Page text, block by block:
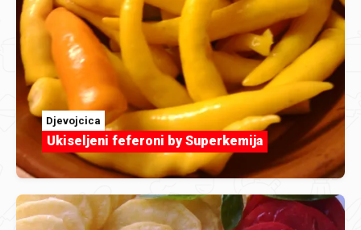
Djevojcica
Ukiseljeni feferoni by Superkemija